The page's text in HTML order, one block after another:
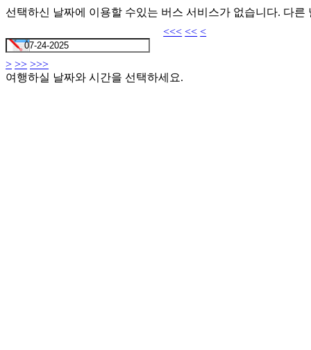
선택하신 날짜에 이용할 수있는 버스 서비스가 없습니다. 다
<<< << <
> >> >>>
여행하실 날짜와 시간을 선택하세요.